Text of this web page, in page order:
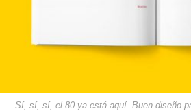
Sí, sí, sí, el 80 ya está aquí. Buen diseño